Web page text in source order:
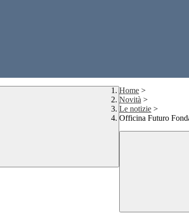
Home >
Novità >
Le notizie >
Officina Futuro